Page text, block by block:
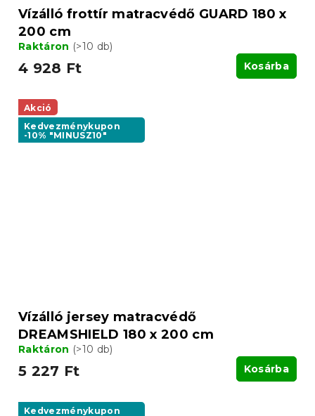
Vízálló frottír matracvédő GUARD 180 x
200 cm
Raktáron (>10 db)
4 928 Ft Kosárba
Akció
Kedvezménykupon
-10% "MINUSZ10"
Vízálló jersey matracvédő
DREAMSHIELD 180 x 200 cm
Raktáron (>10 db)
5 227 Ft Kosárba
Kedvezménykupon